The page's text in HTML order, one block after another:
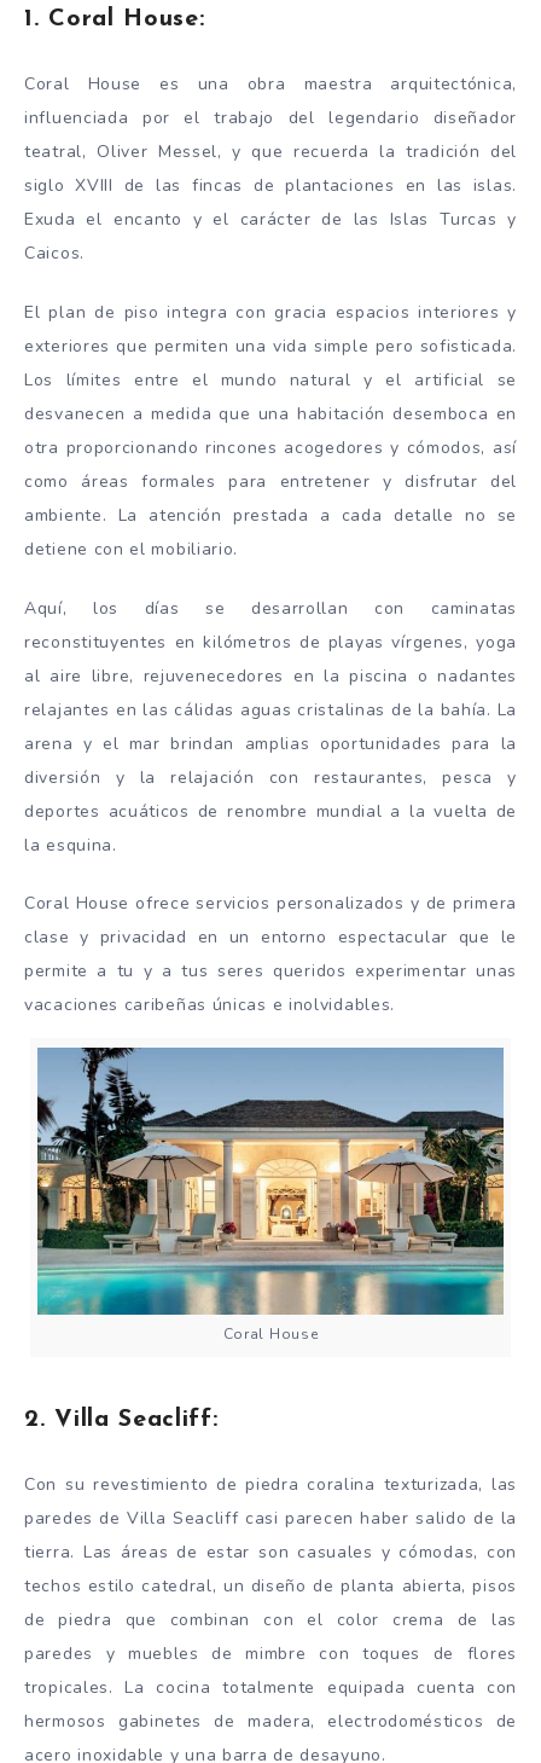
1. Coral House:
Coral House es una obra maestra arquitectónica,
influenciada por el trabajo del legendario diseñador
teatral, Oliver Messel, y que recuerda la tradición del
siglo XVIII de las fincas de plantaciones en las islas.
Exuda el encanto y el carácter de las Islas Turcas y
Caicos.
El plan de piso integra con gracia espacios interiores y
exteriores que permiten una vida simple pero sofisticada.
Los límites entre el mundo natural y el artificial se
desvanecen a medida que una habitación desemboca en
otra proporcionando rincones acogedores y cómodos, así
como áreas formales para entretener y disfrutar del
ambiente. La atención prestada a cada detalle no se
detiene con el mobiliario.
Aquí, los días se desarrollan con caminatas
reconstituyentes en kilómetros de playas vírgenes, yoga
al aire libre, rejuvenecedores en la piscina o nadantes
relajantes en las cálidas aguas cristalinas de la bahía. La
arena y el mar brindan amplias oportunidades para la
diversión y la relajación con restaurantes, pesca y
deportes acuáticos de renombre mundial a la vuelta de
la esquina.
Coral House ofrece servicios personalizados y de primera
clase y privacidad en un entorno espectacular que le
permite a tu y a tus seres queridos experimentar unas
vacaciones caribeñas únicas e inolvidables.
Coral House
2. Villa Seacliff:
Con su revestimiento de piedra coralina texturizada, las
paredes de Villa Seacliff casi parecen haber salido de la
tierra. Las áreas de estar son casuales y cómodas, con
techos estilo catedral, un diseño de planta abierta, pisos
de piedra que combinan con el color crema de las
paredes y muebles de mimbre con toques de flores
tropicales. La cocina totalmente equipada cuenta con
hermosos gabinetes de madera, electrodomésticos de
acero inoxidable y una barra de desayuno.